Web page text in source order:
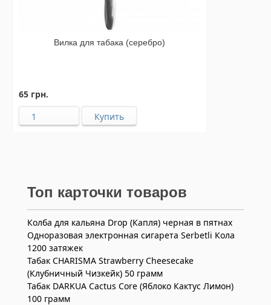
Вилка для табака (серебро)
65 грн.
Топ карточки товаров
Колба для кальяна Drop (Капля) черная в пятнах
Одноразовая электронная сигарета Serbetli Кола
1200 затяжек
Табак CHARISMA Strawberry Cheesecake
(Клубничный Чизкейк) 50 грамм
Табак DARKUA Cactus Core (Яблоко Кактус Лимон)
100 грамм